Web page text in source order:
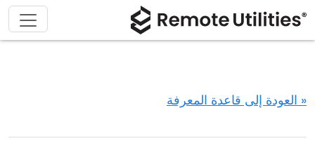
« العودة إلى قاعدة المعرفة